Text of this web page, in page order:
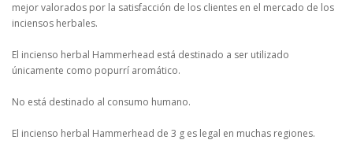
mejor valorados por la satisfacción de los clientes en el mercado de los
inciensos herbales.
El incienso herbal Hammerhead está destinado a ser utilizado
únicamente como popurrí aromático.
No está destinado al consumo humano.
El incienso herbal Hammerhead de 3 g es legal en muchas regiones.